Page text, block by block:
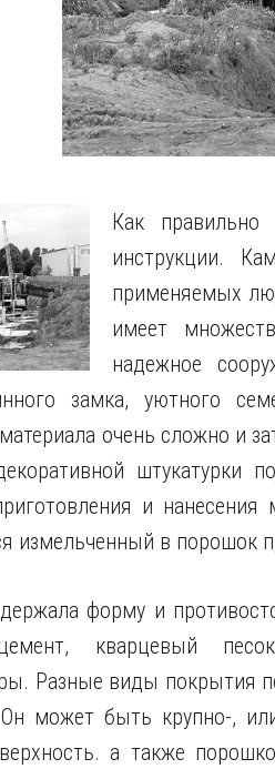
Как правильно
инструкции.
применяемых
имеет
надежное
замка, уютного
очень сложно и
штукатурки
и
измельченный в порошок
форму и
кварцевый
Разные виды покрытия
Он может быть крупно-,
а также